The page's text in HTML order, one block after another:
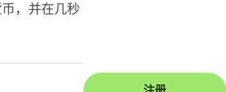
，并在几秒